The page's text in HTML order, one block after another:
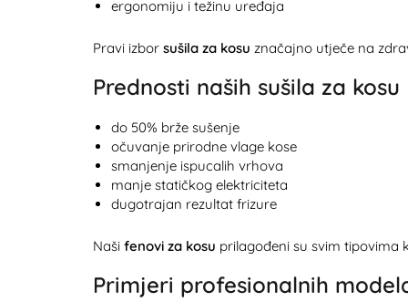
ergonomiju i težinu uređaja
Pravi izbor sušila za kosu značajno utječe na
Prednosti naših sušila za kosu
do 50% brže sušenje
očuvanje prirodne vlage kose
smanjenje ispucalih vrhova
manje statičkog elektriciteta
dugotrajan rezultat frizure
Naši fenovi za kosu prilagođeni su svim tipovima
Primjeri profesionalnih